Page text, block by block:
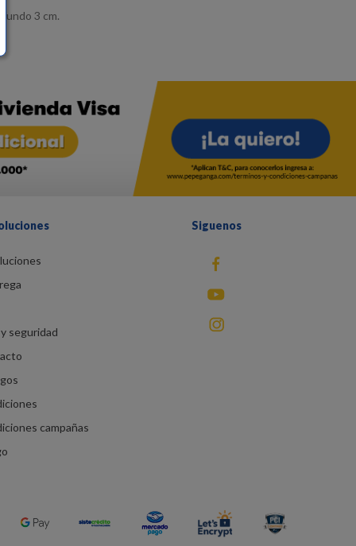
3 cm.
seguridad
campañas
Siguenos
fb
You Tube
instagram